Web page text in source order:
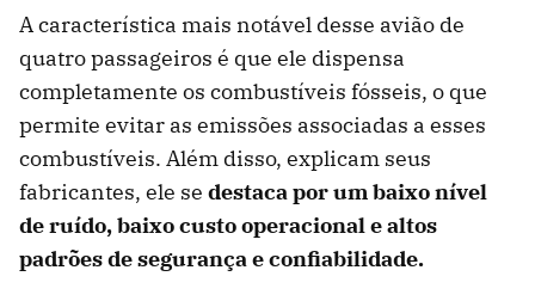
A característica mais notável desse avião de
quatro passageiros é que ele dispensa
completamente os combustíveis fósseis, o que
permite evitar as emissões associadas a esses
combustíveis. Além disso, explicam seus
fabricantes, ele se destaca por um baixo nível
de ruído, baixo custo operacional e altos
padrões de segurança e confiabilidade.